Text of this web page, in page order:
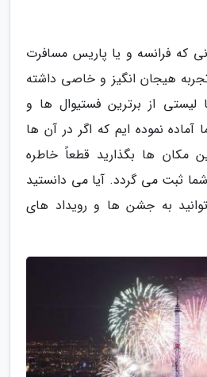
که فرانسه و یا پاریس مسافرت
هیجان انگیز و خاصی داشته
لیستی از برترین فستیوال ها و
آماده نموده ایم که اگر در آن ها
مکان ها بگذارید قطعاً خاطره
ثبت می گردد. آیا می دانستید
به جشن ها و رویداد های